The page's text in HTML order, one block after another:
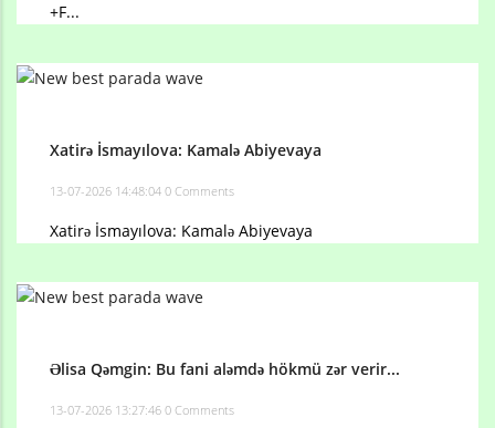
+F...
Xatirə İsmayılova: Kamalə Abiyevaya
13-07-2026 14:48:04 0 Comments
Xatirə İsmayılova: Kamalə Abiyevaya
Əlisa Qəmgin: Bu fani aləmdə hökmü zər verir...
13-07-2026 13:27:46 0 Comments